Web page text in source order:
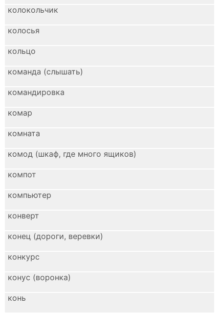
колокольчик
колосья
кольцо
команда (слышать)
командировка
комар
комната
комод (шкаф, где много ящиков)
компот
компьютер
конверт
конец (дороги, веревки)
конкурс
конус (воронка)
конь